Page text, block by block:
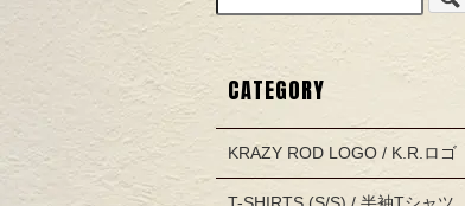
CATEGORY
KRAZY ROD LOGO / K.R.ロゴ